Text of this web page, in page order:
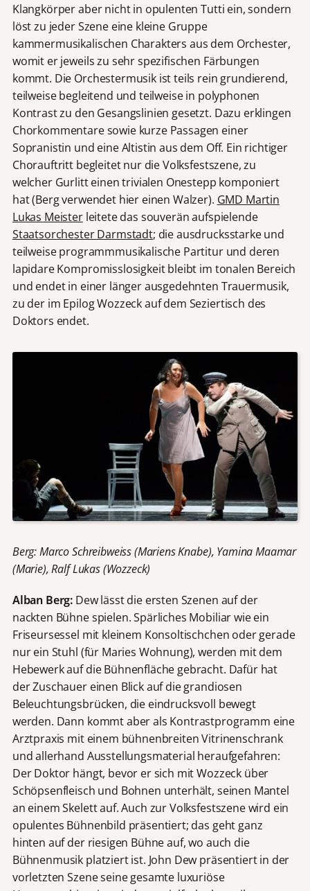
Klangkörper aber nicht in opulenten Tutti ein, sondern
löst zu jeder Szene eine kleine Gruppe
kammermusikalischen Charakters aus dem Orchester,
womit er jeweils zu sehr spezifischen Färbungen
kommt. Die Orchestermusik ist teils rein grundierend,
teilweise begleitend und teilweise in polyphonen
Kontrast zu den Gesangslinien gesetzt. Dazu erklingen
Chorkommentare sowie kurze Passagen einer
Sopranistin und eine Altistin aus dem Off. Ein richtiger
Chorauftritt begleitet nur die Volksfestszene, zu
welcher Gurlitt einen trivialen Onestepp komponiert
hat (Berg verwendet hier einen Walzer). GMD Martin
Lukas Meisterleitete das souverän aufspielende
Staatsorchester Darmstadt; die ausdrucksstarke und
teilweise programmmusikalische Partitur und deren
lapidare Kompromisslosigkeit bleibt im tonalen Bereich
und endet in einer länger ausgedehnten Trauermusik,
zu der im Epilog Wozzeck auf dem Seziertisch des
Doktors endet.
Berg: Marco Schreibweiss (Mariens Knabe), Yamina Maamar
(Marie), Ralf Lukas (Wozzeck)
Alban Berg: Dew lässt die ersten Szenen auf der
nackten Bühne spielen. Spärliches Mobiliar wie ein
Friseursessel mit kleinem Konsoltischchen oder gerade
nur ein Stuhl (für Maries Wohnung), werden mit dem
Hebewerk auf die Bühnenfläche gebracht. Dafür hat
der Zuschauer einen Blick auf die grandiosen
Beleuchtungsbrücken, die eindrucksvoll bewegt
werden. Dann kommt aber als Kontrastprogramm eine
Arztpraxis mit einem bühnenbreiten Vitrinenschrank
und allerhand Ausstellungsmaterial heraufgefahren:
Der Doktor hängt, bevor er sich mit Wozzeck über
Schöpsenfleisch und Bohnen unterhält, seinen Mantel
an einem Skelett auf. Auch zur Volksfestszene wird ein
opulentes Bühnenbild präsentiert; das geht ganz
hinten auf der riesigen Bühne auf, wo auch die
Bühnenmusik platziert ist. John Dew präsentiert in der
vorletzten Szene seine gesamte luxuriöse